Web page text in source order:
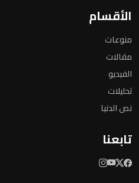
الأقسام
منوعات
مقالات
الفيديو
تحليلات
نص الدنيا
تابعنا